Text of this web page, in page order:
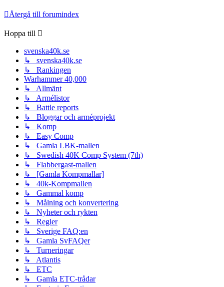
Återgå till forumindex
Hoppa till
svenska40k.se
↳ svenska40k.se
↳ Rankingen
Warhammer 40,000
↳ Allmänt
↳ Armélistor
↳ Battle reports
↳ Bloggar och arméprojekt
↳ Komp
↳ Easy Comp
↳ Gamla LBK-mallen
↳ Swedish 40K Comp System (7th)
↳ Flabbergast-mallen
↳ [Gamla Kompmallar]
↳ 40k-Kompmallen
↳ Gammal komp
↳ Målning och konvertering
↳ Nyheter och rykten
↳ Regler
↳ Sverige FAQ:en
↳ Gamla SvFAQer
↳ Turneringar
↳ Atlantis
↳ ETC
↳ Gamla ETC-trådar